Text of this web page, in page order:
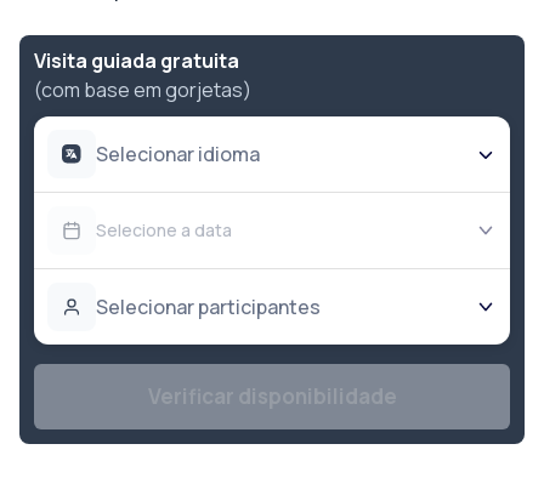
Visita guiada gratuita
(com base em gorjetas)
Selecionar idioma
Selecione a data
Selecionar participantes